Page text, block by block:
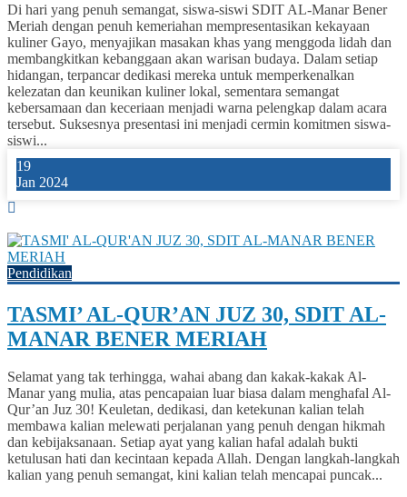
Di hari yang penuh semangat, siswa-siswi SDIT AL-Manar Bener
Meriah dengan penuh kemeriahan mempresentasikan kekayaan
kuliner Gayo, menyajikan masakan khas yang menggoda lidah dan
membangkitkan kebanggaan akan warisan budaya. Dalam setiap
hidangan, terpancar dedikasi mereka untuk memperkenalkan
kelezatan dan keunikan kuliner lokal, sementara semangat
kebersamaan dan keceriaan menjadi warna pelengkap dalam acara
tersebut. Suksesnya presentasi ini menjadi cermin komitmen siswa-
siswi...
19
Jan 2024
Pendidikan
TASMI’ AL-QUR’AN JUZ 30, SDIT AL-
MANAR BENER MERIAH
Selamat yang tak terhingga, wahai abang dan kakak-kakak Al-
Manar yang mulia, atas pencapaian luar biasa dalam menghafal Al-
Qur’an Juz 30! Keuletan, dedikasi, dan ketekunan kalian telah
membawa kalian melewati perjalanan yang penuh dengan hikmah
dan kebijaksanaan. Setiap ayat yang kalian hafal adalah bukti
ketulusan hati dan kecintaan kepada Allah. Dengan langkah-langkah
kalian yang penuh semangat, kini kalian telah mencapai puncak...